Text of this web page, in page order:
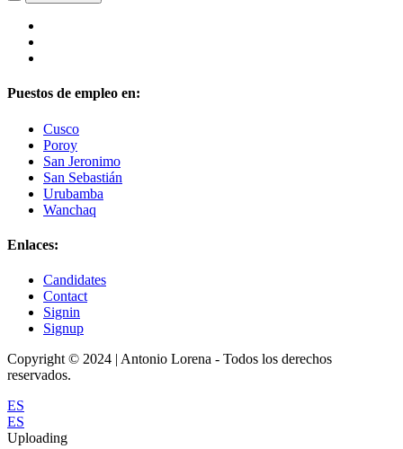
Puestos de empleo en:
Cusco
Poroy
San Jeronimo
San Sebastián
Urubamba
Wanchaq
Enlaces:
Candidates
Contact
Signin
Signup
Copyright © 2024 | Antonio Lorena - Todos los derechos
reservados.
ES
ES
Uploading